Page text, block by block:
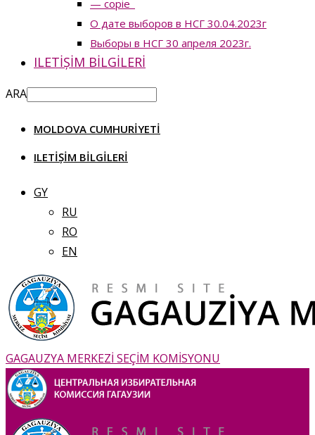
— copie_
О дате выборов в НСГ 30.04.2023г
Выборы в НСГ 30 апреля 2023г.
ILETIȘIM BILGILERI
ARA
MOLDOVA CUMHURIYETI
ILETIȘIM BILGILERI
GY
RU
RO
EN
GAGAUZYA MERKEZİ SEÇİM KOMİSYONU